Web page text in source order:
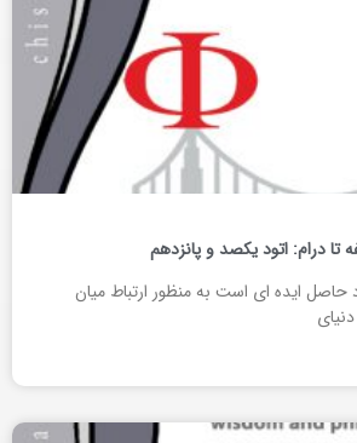
درام: اتود یکصد و پانزدهم
ایده ای است به منظور ارتباط میان